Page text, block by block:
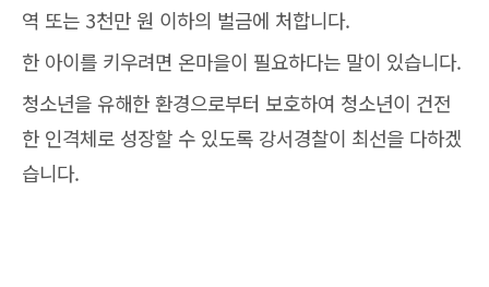
역 또는 3천만 원 이하의 벌금에 처합니다.
한 아이를 키우려면 온마을이 필요하다는 말이 있습니다.
청소년을 유해한 환경으로부터 보호하여 청소년이 건전
한 인격체로 성장할 수 있도록 강서경찰이 최선을 다하겠
습니다.